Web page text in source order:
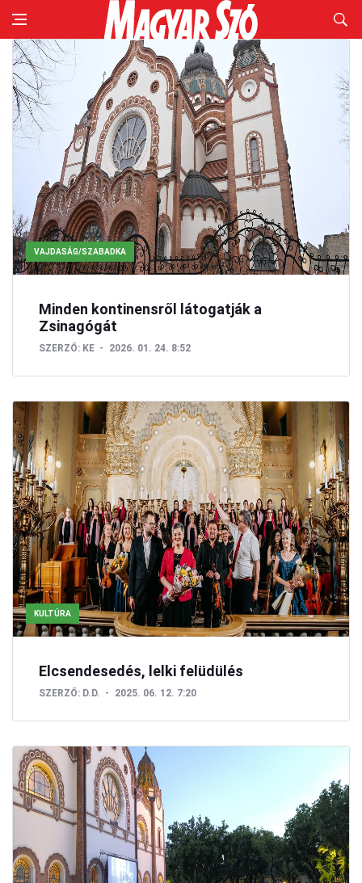
VAJDASÁG/SZABADKA
Minden kontinensről látogatják a
Zsinagógát
SZERZŐ: KE 2026. 01. 24. 8:52
KULTÚRA
Elcsendesedés, lelki felüdülés
SZERZŐ: D.D. 2025. 06. 12. 7:20